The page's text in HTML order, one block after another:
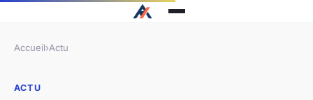
Accueil›Actu
ACTU